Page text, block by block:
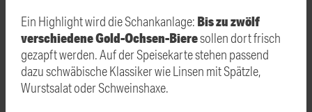
Ein Highlight wird die Schankanlage: Bis zu zwölf
verschiedene Gold-Ochsen-Bieresollen dort frisch
gezapft werden. Auf der Speisekarte stehen passend
dazu schwäbische Klassiker wie Linsen mit Spätzle,
Wurstsalat oder Schweinshaxe.